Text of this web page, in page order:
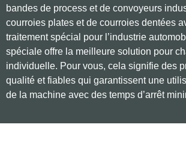
bandes de process et de convoyeurs
courroies plates et de courroies dentées
traitement spécial pour l’industrie
spéciale offre la meilleure solution pour
individuelle. Pour vous, cela signifie des
qualité et fiables qui garantissent une
de la machine avec des temps d’arrêt